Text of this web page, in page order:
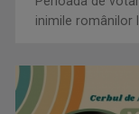
Perioada de